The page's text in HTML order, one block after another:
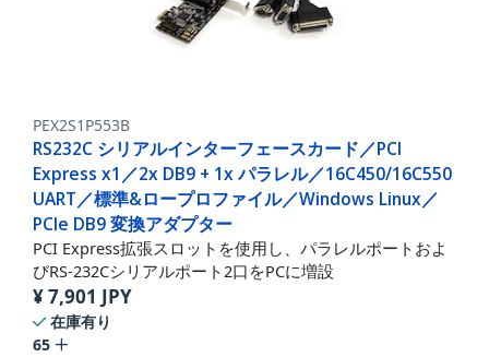
PEX2S1P553B
RS232C シリアルインターフェースカード／PCI
Express x1／2x DB9 + 1x パラレル／16C450/16C550
UART／標準&ロープロファイル／Windows Linux／
PCIe DB9 変換アダプター
PCI Express拡張スロットを使用し、パラレルポートおよ
びRS-232Cシリアルポート2口をPCに増設
¥7,901 JPY
在庫有り
65